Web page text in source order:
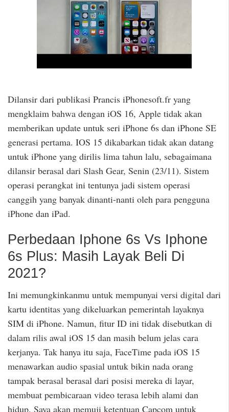
Dilansir dari publikasi Prancis iPhonesoft.fr yang
mengklaim bahwa dengan iOS 16, Apple tidak akan
memberikan update untuk seri iPhone 6s dan iPhone SE
generasi pertama. IOS 15 dikabarkan tidak akan datang
untuk iPhone yang dirilis lima tahun lalu, sebagaimana
dilansir berasal dari Slash Gear, Senin (23/11). Sistem
operasi perangkat ini tentunya jadi sistem operasi
canggih yang banyak dinanti-nanti oleh para pengguna
iPhone dan iPad.
Perbedaan Iphone 6s Vs Iphone
6s Plus: Masih Layak Beli Di
2021?
Ini memungkinkanmu untuk mempunyai versi digital dari
kartu identitas yang dikeluarkan pemerintah layaknya
SIM di iPhone. Namun, fitur ID ini tidak disebutkan di
dalam rilis awal iOS 15 dan masih belum jelas cara
kerjanya. Tak hanya itu saja, FaceTime pada iOS 15
menawarkan audio spasial untuk bikin nada orang
tampak berasal berasal dari posisi mereka di layar,
membuat pembicaraan video terasa lebih alami dan
hidup. Saya akan memuji ketentuan Capcom untuk